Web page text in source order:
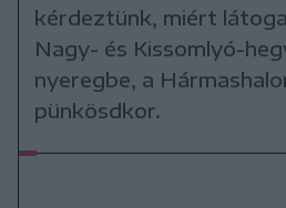
kérdeztünk, miért
Nagy- és Kissomlyó-
nyeregbe, a
pünkösdkor.